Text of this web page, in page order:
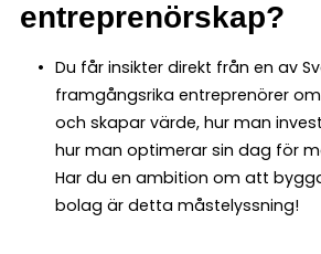
entreprenörskap?
Du får insikter direkt från en av
framgångsrika entreprenörer
och skapar värde, hur man
hur man optimerar sin dag för
Har du en ambition om att
bolag är detta måstelyssning!